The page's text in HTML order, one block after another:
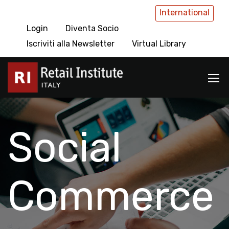
International
Login
Diventa Socio
Iscriviti alla Newsletter
Virtual Library
Social
Commerce